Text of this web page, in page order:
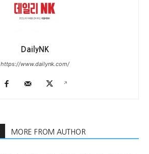
DailyNK
https://www.dailynk.com/
MORE FROM AUTHOR